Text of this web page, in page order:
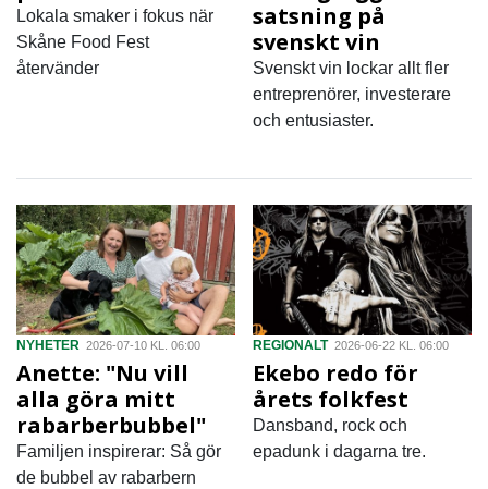
Lokala smaker i fokus när
Skåne Food Fest
återvänder
satsning på
svenskt vin
Svenskt vin lockar allt fler
entreprenörer, investerare
och entusiaster.
NYHETER 2026-07-10 KL. 06:00
Anette: "Nu vill
alla göra mitt
rabarberbubbel"
Familjen inspirerar: Så gör
de bubbel av rabarbern
REGIONALT 2026-06-22 KL. 06:00
Ekebo redo för
årets folkfest
Dansband, rock och
epadunk i dagarna tre.